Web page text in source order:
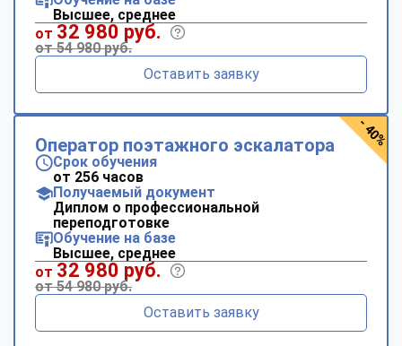
Высшее, среднее
от 32 980 руб.
от 54 980 руб.
Оставить заявку
Оператор поэтажного эскалатора
Срок обучения
от 256 часов
Получаемый документ
Диплом о профессиональной
переподготовке
Обучение на базе
Высшее, среднее
от 32 980 руб.
от 54 980 руб.
Оставить заявку
- 40%